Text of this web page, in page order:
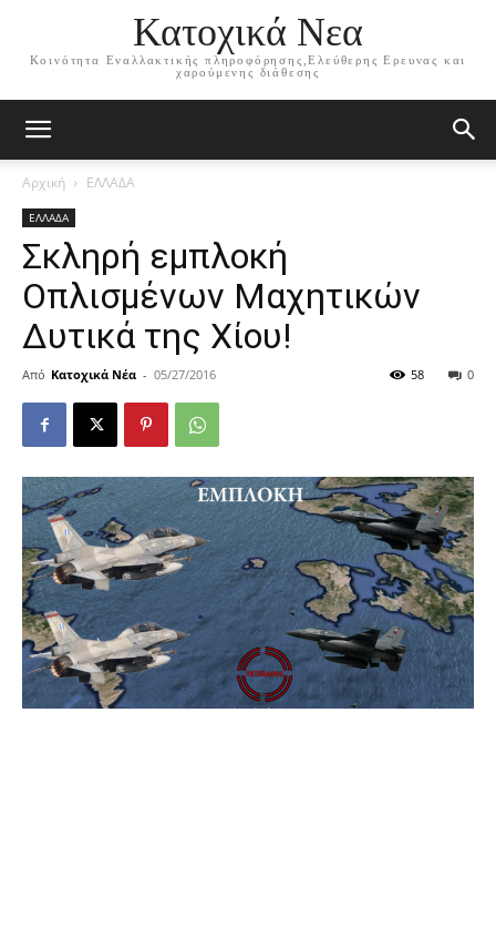
Κατοχικά Νεα
Κοινότητα Εναλλακτικής πληροφόρησης,Ελεύθερης Ερευνας και
χαρούμενης διάθεσης
Αρχική ΕΛΛΑΔΑ
ΕΛΛΑΔΑ
Σκληρή εμπλοκή
Οπλισμένων Μαχητικών
Δυτικά της Χίου!
Από Κατοχικά Νέα - 05/27/2016 0
58